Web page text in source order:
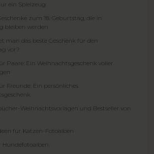
ein Spielzeug
zum 18. Geburtstag, die in
bleiben werden
man das beste Geschenk für den
vor?
Paare: Ein Weihnachtsgeschenk voller
Freunde: Ein persönliches
Weihnachtsvorlagen und Bestseller von
für Katzen-Fotoalben
Hundefotoalben